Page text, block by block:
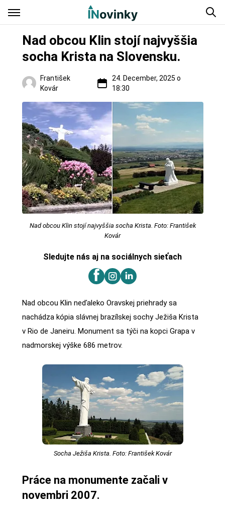
Nad obcou Klin stojí najvyššia
socha Krista na Slovensku.
František
Kovár
24. December, 2025 o
18:30
Regióny
Nad obcou Klin stojí najvyššia socha Krista. Foto: František
Kovár
Sledujte nás aj na sociálnych sieťach
Nad obcou Klin neďaleko Oravskej priehrady sa
nachádza kópia slávnej brazílskej sochy Ježiša Krista
v Rio de Janeiru. Monument sa týči na kopci Grapa v
nadmorskej výške 686 metrov.
Socha Ježiša Krista. Foto: František Kovár
Práce na monumente začali v
novembri 2007.